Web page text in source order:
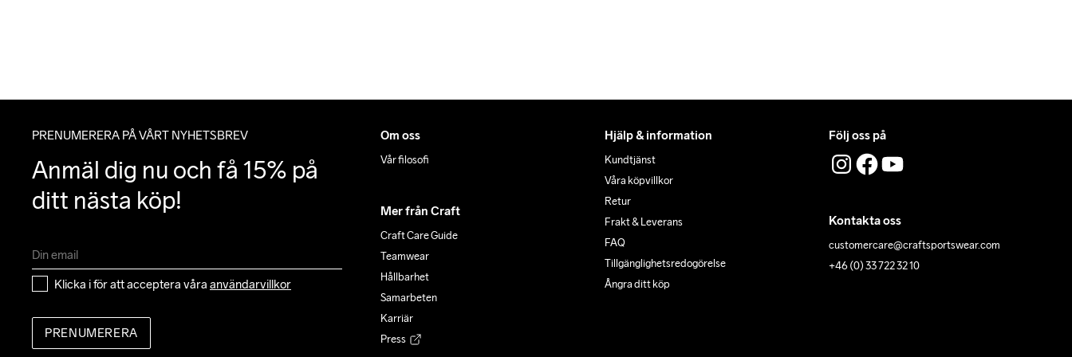
PRENUMERERA PÅ VÅRT NYHETSBREV
Anmäl dig nu och få 15% på
ditt nästa köp!
Klicka i för att acceptera våra användarvillkor
PRENUMERERA
Om oss
Vår filosofi
Mer från Craft
Craft Care Guide
Teamwear
Hållbarhet
Samarbeten
Karriär
Press
Hjälp & information
Kundtjänst
Våra köpvillkor
Retur
Frakt & Leverans
FAQ
Tillgänglighets­redogörelse
Ångra ditt köp
Följ oss på
Kontakta oss
customercare@craftsportswear.com
+46 (0) 33 722 32 10